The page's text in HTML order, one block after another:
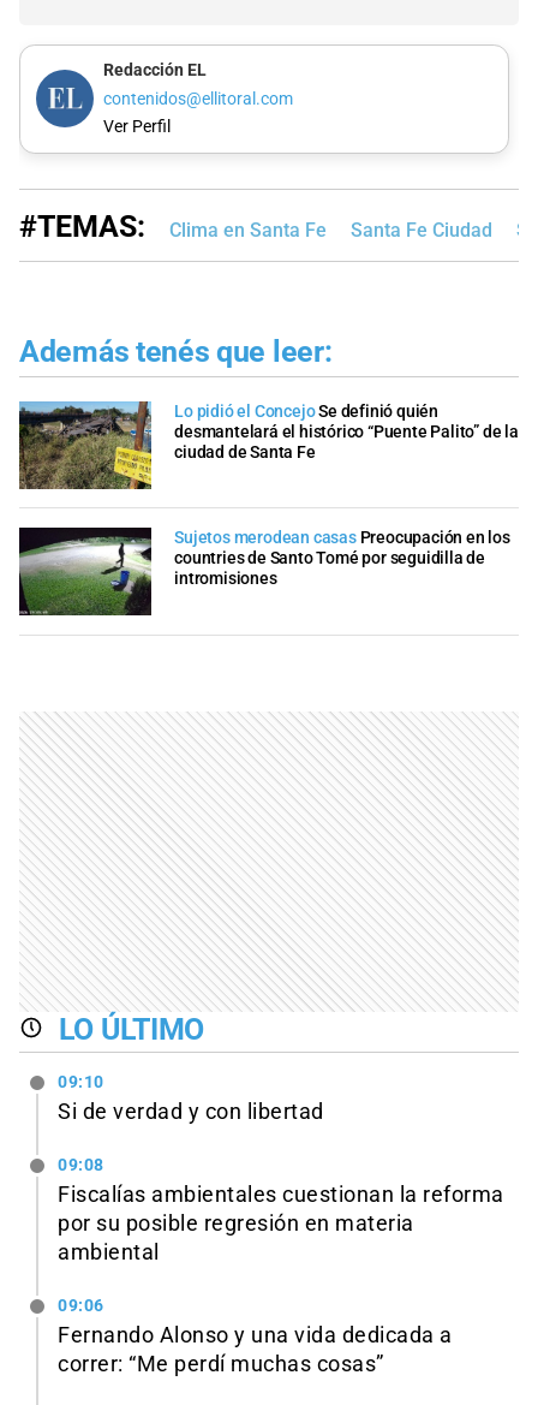
Redacción EL
contenidos@ellitoral.com
Ver Perfil
#TEMAS: Clima en Santa Fe Santa Fe Ciudad
Además tenés que leer:
Lo pidió el ConcejoSe definió quién
desmantelará el histórico “Puente Palito” de la
ciudad de Santa Fe
Sujetos merodean casas Preocupación en los
countries de Santo Tomé por seguidilla de
intromisiones
LO ÚLTIMO
09:10
Si de verdad y con libertad
09:08
Fiscalías ambientales cuestionan la reforma
por su posible regresión en materia
ambiental
09:06
Fernando Alonso y una vida dedicada a
correr: “Me perdí muchas cosas”